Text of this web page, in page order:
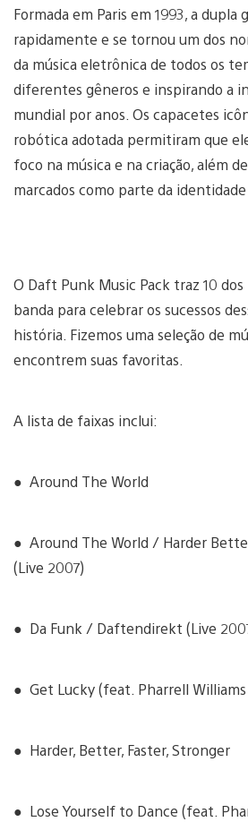
Formada em Paris em 1993, a dupla
rapidamente e se tornou um dos
da música eletrônica de todos os
diferentes gêneros e inspirando a
mundial por anos. Os capacetes
robótica adotada permitiram que
foco na música e na criação, além
marcados como parte da
O Daft Punk Music Pack traz 10 dos
banda para celebrar os sucessos
história. Fizemos uma seleção de
encontrem suas favoritas.
A lista de faixas inclui:
● Around The World
● Around The World / Harder
(Live 2007)
● Da Funk / Daftendirekt (Live
● Get Lucky (feat. Pharrell Williams
● Harder, Better, Faster, Stronger
● Lose Yourself to Dance (feat.